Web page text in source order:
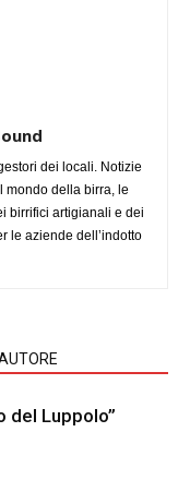
dei locali. Notizie
mondo della birra, le
birrifici artigianali e dei
le aziende dell’indotto
del Luppolo”